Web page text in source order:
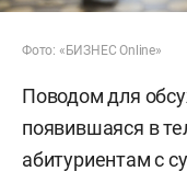
Фото: «БИЗНЕС Online»
Поводом для
появившаяся в
абитуриентам с